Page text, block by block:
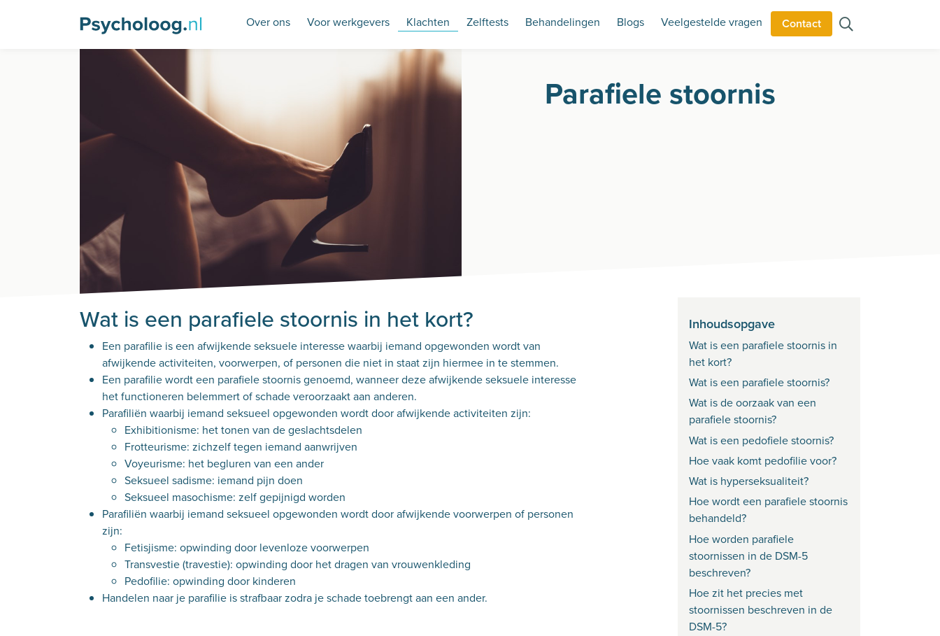
Over ons Voor werkgevers Klachten Zelftests Behandelingen Blogs Veelgestelde vragen Contact
Parafiele stoornis
Wat is een parafiele stoornis in het kort?
Een parafilie is een afwijkende seksuele interesse waarbij iemand opgewonden wordt van
afwijkende activiteiten, voorwerpen, of personen die niet in staat zijn hiermee in te stemmen.
Een parafilie wordt een parafiele stoornis genoemd, wanneer deze afwijkende seksuele interesse
het functioneren belemmert of schade veroorzaakt aan anderen.
Parafiliën waarbij iemand seksueel opgewonden wordt door afwijkende activiteiten zijn:
Exhibitionisme: het tonen van de geslachtsdelen
Frotteurisme: zichzelf tegen iemand aanwrijven
Voyeurisme: het begluren van een ander
Seksueel sadisme: iemand pijn doen
Seksueel masochisme: zelf gepijnigd worden
Parafiliën waarbij iemand seksueel opgewonden wordt door afwijkende voorwerpen of personen
zijn:
Fetisjisme: opwinding door levenloze voorwerpen
Transvestie (travestie): opwinding door het dragen van vrouwenkleding
Pedofilie: opwinding door kinderen
Handelen naar je parafilie is strafbaar zodra je schade toebrengt aan een ander.
Inhoudsopgave
Wat is een parafiele stoornis in
het kort?
Wat is een parafiele stoornis?
Wat is de oorzaak van een
parafiele stoornis?
Wat is een pedofiele stoornis?
Hoe vaak komt pedofilie voor?
Wat is hyperseksualiteit?
Hoe wordt een parafiele stoornis
behandeld?
Hoe worden parafiele
stoornissen in de DSM-5
beschreven?
Hoe zit het precies met
stoornissen beschreven in de
DSM-5?